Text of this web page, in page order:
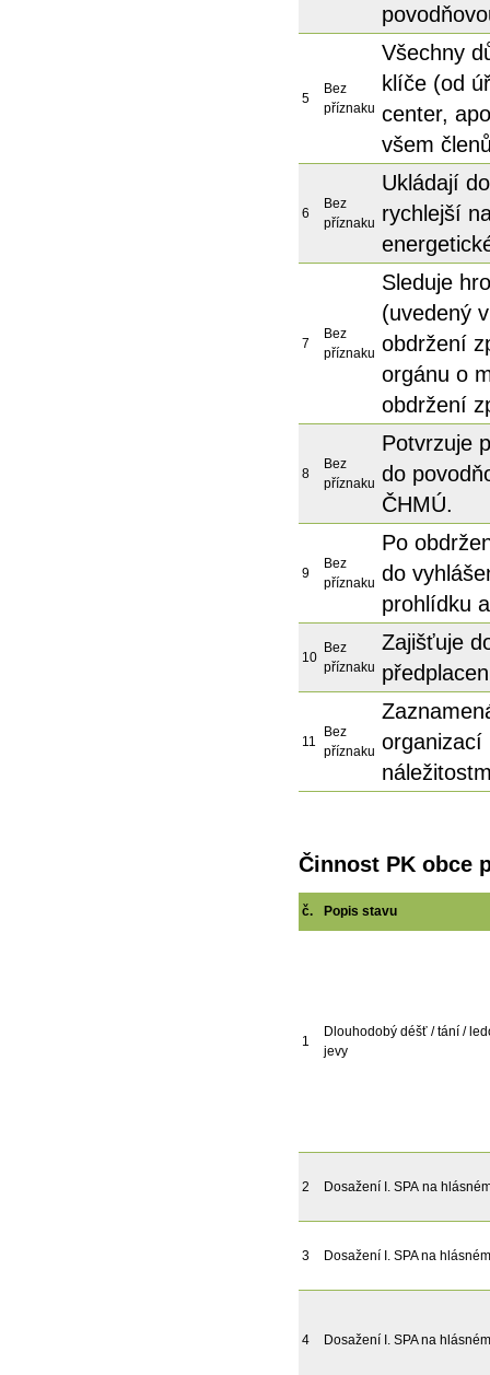
5
Bez
příznaku
Všechny
klíče (od
center,
všem
6
Bez
příznaku
Ukládají
rychlejší
7
Bez
příznaku
Sleduje
(uvedený
obdržení
orgánu o
obdržení
8
Bez
příznaku
Potvrzuje
do
ČHMÚ.
9
Bez
příznaku
Po
do
prohlídku
10
Bez
příznaku
Zajišťuje
11
Bez
příznaku organizací
Činnost PK obce
č. Popis stavu
1
Dlouhodobý déšť / tání /
jevy
2 Dosažení I. SPA na
3 Dosažení I. SPA na
4 Dosažení I. SPA na